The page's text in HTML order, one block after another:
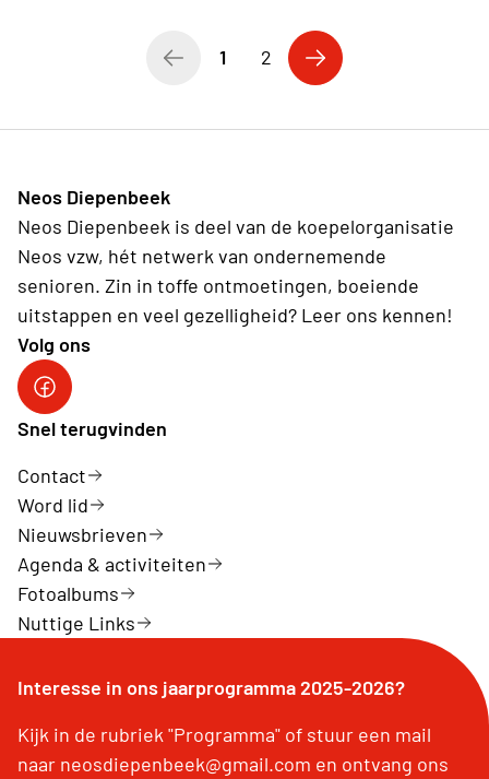
1 2
Neos Diepenbeek
Neos Diepenbeek is deel van de koepelorganisatie
Neos vzw, hét netwerk van ondernemende
senioren. Zin in toffe ontmoetingen, boeiende
uitstappen en veel gezelligheid? Leer ons kennen!
Volg ons
Neos Diepenbeek
Snel terugvinden
Contact
Word lid
Nieuwsbrieven
Agenda & activiteiten
Fotoalbums
Nuttige Links
Interesse in ons jaarprogramma 2025-2026?
Kijk in de rubriek "Programma" of stuur een mail
naar neosdiepenbeek@gmail.com en ontvang ons